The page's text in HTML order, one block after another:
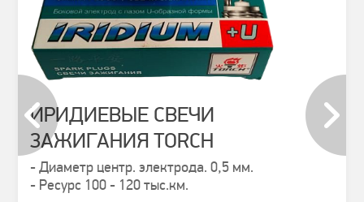
ИРИДИЕВЫЕ СВЕЧИ
ЗАЖИГАНИЯ TORCH
- Диаметр центр. электрода. 0,5 мм.
- Ресурс 100 - 120 тыс.км.
prev